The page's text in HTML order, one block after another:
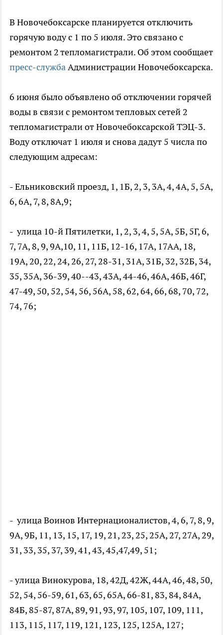
В Новочебоксарске планируется отключить
горячую воду с 1 по 5 июля. Это связано с
ремонтом 2 тепломагистрали. Об этом сообщает
пресс-службаАдминистрации Новочебоксарска.
6 июня было объявлено об отключении горячей
воды в связи с ремонтом тепловых сетей 2
тепломагистрали от Новочебоксарской ТЭЦ-3.
Воду отключат 1 июля и снова дадут 5 числа по
следующим адресам:
- Ельниковский проезд, 1, 1Б, 2, 3, 3А, 4, 4А, 5, 5А,
6, 6А, 7, 8, 8А,9;
- улица 10-й Пятилетки, 1, 2, 3, 4, 5, 5А, 5Б, 5Г, 6,
7, 7А, 8, 9, 9А,10, 11, 11Б, 12-16, 17А, 17АА, 18,
19А, 20, 22, 24, 26, 27, 28-31, 31А, 31Б, 32, 32Б, 34,
35, 35А, 36-39, 40--43, 43А, 44-46, 46А, 46Б, 46Г,
47-49, 50, 52, 54, 56, 56А, 58, 62, 64, 66, 68, 70, 72,
74, 76;
- улица Воинов Интернационалистов, 4, 6, 7, 8, 9,
9А, 9Б, 11, 13, 15, 17, 19, 21, 23, 25, 25А, 27, 27А, 29,
31, 33, 35, 37, 39, 41, 43, 45,47,49, 51;
- улица Винокурова, 18, 42Д, 42Ж, 44А, 46, 48, 50,
52, 54, 56-59, 61, 63, 65, 65А, 66-81, 83, 84, 84А,
84Б, 85-87, 87А, 89, 91, 93, 97, 105, 107, 109, 111,
113, 115, 117, 119, 121, 123, 125, 125А, 127;